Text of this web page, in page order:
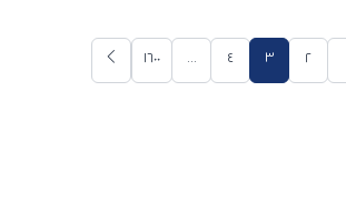
٢ ٣ ٤ ... ١٦٠٠